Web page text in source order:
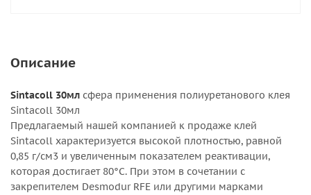
Описание
Sintacoll 30мл сфера применения полиуретанового клея
Sintacoll 30мл
Предлагаемый нашей компанией к продаже клей
Sintacoll характеризуется высокой плотностью, равной
0,85 г/см3 и увеличенным показателем реактивации,
которая достигает 80°С. При этом в сочетании с
закрепителем Desmodur RFE или другими марками